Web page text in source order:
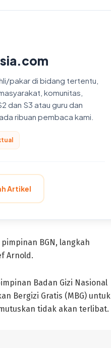
pakar di bidang tertentu,
komunitas,
dan S3 atau guru dan
ribuan pembaca kami.
Artikel
BGN, langkah
Arnold.
Badan Gizi Nasional
Bergizi Gratis (MBG) untuk
tidak akan terlibat.